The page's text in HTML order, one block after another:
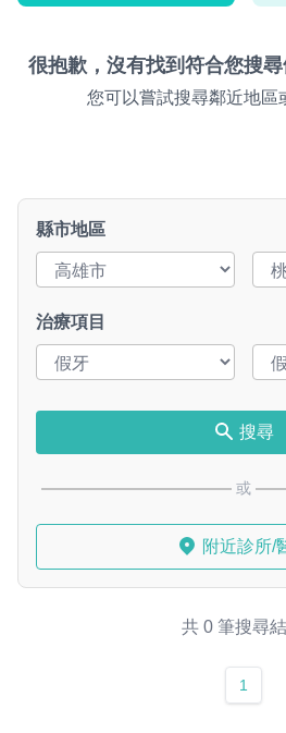
很抱歉，沒有找到符合您搜尋
您可以嘗試搜尋鄰近地區
縣市地區
治療項目
搜尋
或
附近診所/
共 0 筆搜尋
1